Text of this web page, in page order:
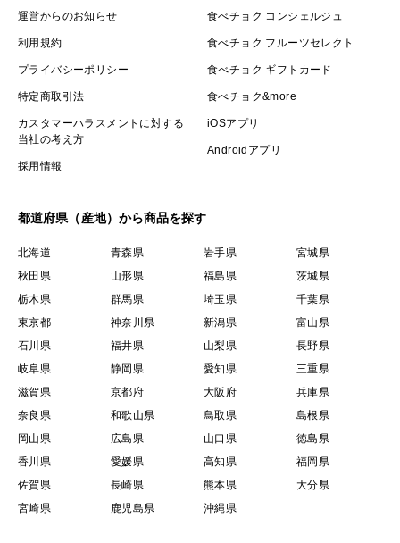
運営からのお知らせ
利用規約
プライバシーポリシー
特定商取引法
カスタマーハラスメントに対する
当社の考え方
採用情報
食べチョク コンシェルジュ
食べチョク フルーツセレクト
食べチョク ギフトカード
食べチョク&more
iOSアプリ
Androidアプリ
都道府県（産地）から商品を探す
北海道 青森県 岩手県
宮城県
秋田県
山形県 福島県
茨城県
栃木県
群馬県 埼玉県
千葉県
東京都
神奈川県 新潟県
富山県
石川県
福井県 山梨県
長野県
岐阜県
静岡県 愛知県
三重県
滋賀県
京都府 大阪府
兵庫県
奈良県
和歌山県 鳥取県
島根県
岡山県
広島県 山口県
徳島県
香川県
愛媛県 高知県
福岡県
佐賀県
長崎県 熊本県
大分県
宮崎県
鹿児島県 沖縄県